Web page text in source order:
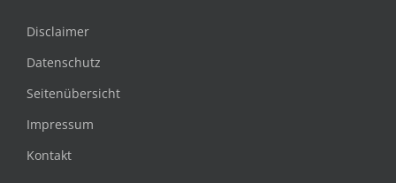
Disclaimer
Datenschutz
Seitenübersicht
Impressum
Kontakt